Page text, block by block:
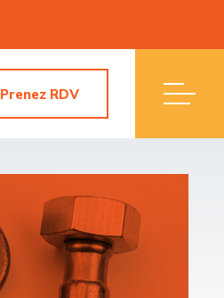
Prenez RDV